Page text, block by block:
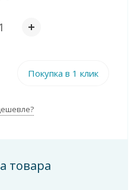
Покупка в 1 клик
товара